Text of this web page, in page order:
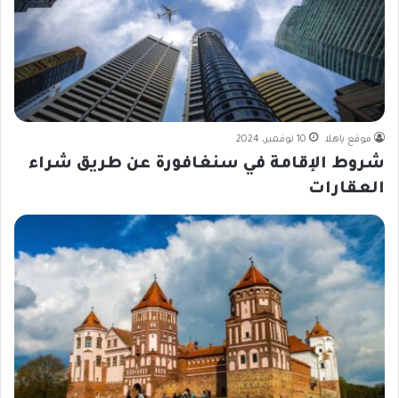
موقع ياهلا 10 نوفمبر، 2024
شروط الإقامة في سنغافورة عن طريق شراء
العقارات